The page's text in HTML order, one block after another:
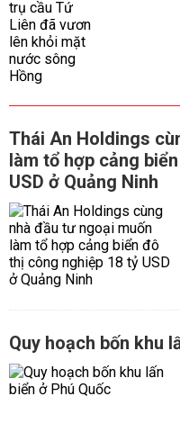
Thái An Holdings
làm tổ hợp cảng
USD ở Quảng Ninh
Quy hoạch bốn khu